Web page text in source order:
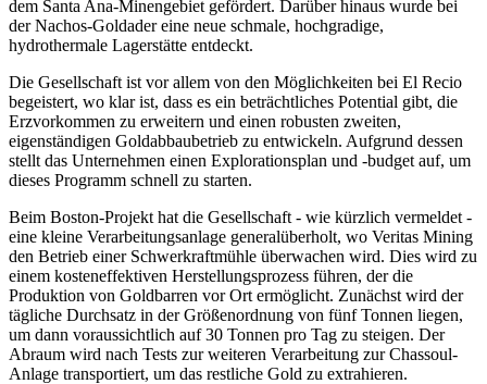
dem Santa Ana-Minengebiet gefördert. Darüber hinaus wurde bei
der Nachos-Goldader eine neue schmale, hochgradige,
hydrothermale Lagerstätte entdeckt.
Die Gesellschaft ist vor allem von den Möglichkeiten bei El Recio
begeistert, wo klar ist, dass es ein beträchtliches Potential gibt, die
Erzvorkommen zu erweitern und einen robusten zweiten,
eigenständigen Goldabbaubetrieb zu entwickeln. Aufgrund dessen
stellt das Unternehmen einen Explorationsplan und -budget auf, um
dieses Programm schnell zu starten.
Beim Boston-Projekt hat die Gesellschaft - wie kürzlich vermeldet -
eine kleine Verarbeitungsanlage generalüberholt, wo Veritas Mining
den Betrieb einer Schwerkraftmühle überwachen wird. Dies wird zu
einem kosteneffektiven Herstellungsprozess führen, der die
Produktion von Goldbarren vor Ort ermöglicht. Zunächst wird der
tägliche Durchsatz in der Größenordnung von fünf Tonnen liegen,
um dann voraussichtlich auf 30 Tonnen pro Tag zu steigen. Der
Abraum wird nach Tests zur weiteren Verarbeitung zur Chassoul-
Anlage transportiert, um das restliche Gold zu extrahieren.